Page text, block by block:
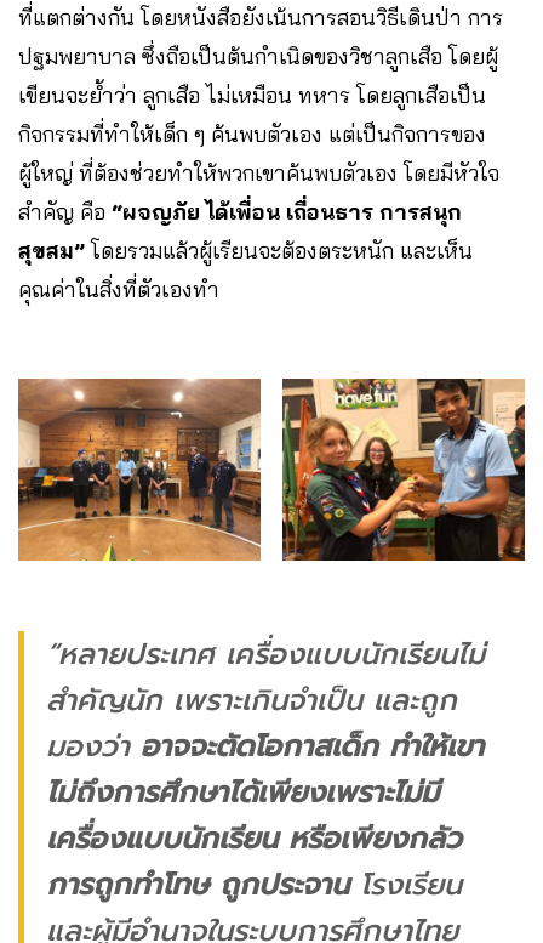
ที่แตกต่างกัน โดยหนังสือยังเน้นการสอนวิธีเดินป่า การ
ปฐมพยาบาล ซึ่งถือเป็นต้นกำเนิดของวิชาลูกเสือ โดยผู้
เขียนจะย้ำว่า ลูกเสือ ไม่เหมือน ทหาร โดยลูกเสือเป็น
กิจกรรมที่ทำให้เด็ก ๆ ค้นพบตัวเอง แต่เป็นกิจการของ
ผู้ใหญ่ ที่ต้องช่วยทำให้พวกเขาค้นพบตัวเอง โดยมีหัวใจ
สำคัญ คือ “ผจญภัย ได้เพื่อน เถื่อนธาร การสนุก
สุขสม”โดยรวมแล้วผู้เรียนจะต้องตระหนัก และเห็น
คุณค่าในสิ่งที่ตัวเองทำ
“หลายประเทศ เครื่องแบบนักเรียนไม่
สำคัญนัก เพราะเกินจำเป็น และถูก
มองว่า อาจจะตัดโอกาสเด็ก ทำให้เขา
ไม่ถึงการศึกษาได้เพียงเพราะไม่มี
เครื่องแบบนักเรียน หรือเพียงกลัว
การถูกทำโทษ ถูกประจาน โรงเรียน
และผู้มีอำนาจในระบบการศึกษาไทย